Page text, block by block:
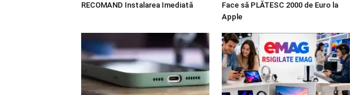
RECOMAND Instalarea Imediată
Face să PLĂTESC 2000 de Euro la
Apple